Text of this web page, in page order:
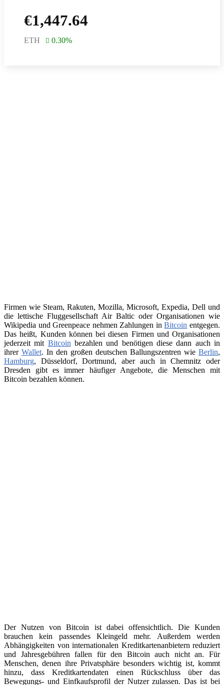
€1,447.64
ETH 0.30%
Firmen wie Steam, Rakuten, Mozilla, Microsoft, Expedia, Dell und
die lettische Fluggesellschaft Air Baltic oder Organisationen wie
Wikipedia und Greenpeace nehmen Zahlungen inBitcoin entgegen.
Das heißt, Kunden können bei diesen Firmen und Organisationen
jederzeit mit Bitcoin bezahlen und benötigen diese dann auch in
ihrer Wallet. In den großen deutschen Ballungszentren wie Berlin,
Hamburg, Düsseldorf, Dortmund, aber auch in Chemnitz oder
Dresden gibt es immer häufiger Angebote, die Menschen mit
Bitcoin bezahlen können.
Der Nutzen von Bitcoin ist dabei offensichtlich. Die Kunden
brauchen kein passendes Kleingeld mehr. Außerdem werden
Abhängigkeiten von internationalen Kreditkartenanbietern reduziert
und Jahresgebühren fallen für den Bitcoin auch nicht an. Für
Menschen, denen ihre Privatsphäre besonders wichtig ist, kommt
hinzu, dass Kreditkartendaten einen Rückschluss über das
Bewegungs- und Einfkaufsprofil der Nutzer zulassen. Das ist bei